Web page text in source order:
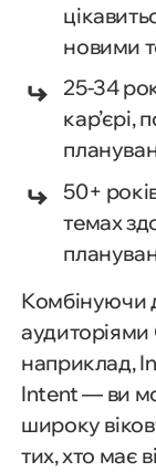
новими
25-34
кар’єрі,
50+
темах
Комбінуючи
наприклад,
Intent — ви
широку
тих, хто має